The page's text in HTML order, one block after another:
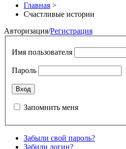
Главная >
Счастливые истории
Авторизация/Регистрация
Имя пользователя
Пароль
Запомнить меня
Забыли свой пароль?
Забили логин?